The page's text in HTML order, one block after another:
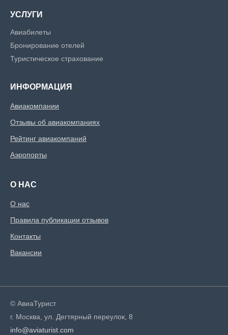
УСЛУГИ
Авиабилеты
Бронирование отелей
Туристическое страхование
ИНФОРМАЦИЯ
Авиакомпании
Отзывы об авиакомпаниях
Рейтинг авиакомпаний
Аэропорты
О НАС
О нас
Правила публикации отзывов
Контакты
Вакансии
© АвиаТурист
г. Москва, ул. Дегтярный переулок, 8
info@aviaturist.com